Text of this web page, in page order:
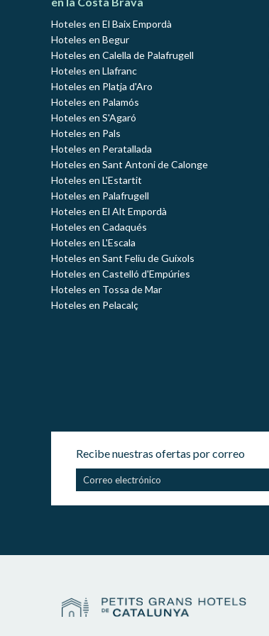
Hoteles en El Baix Empordà
Hoteles en Begur
Hoteles en Calella de Palafrugell
Hoteles en Llafranc
Hoteles en Platja d'Aro
Hoteles en Palamós
Hoteles en S'Agaró
Hoteles en Pals
Hoteles en Peratallada
Hoteles en Sant Antoni de Calonge
Hoteles en L'Estartit
Hoteles en Palafrugell
Hoteles en El Alt Empordà
Hoteles en Cadaqués
Hoteles en L'Escala
Hoteles en Sant Feliu de Guíxols
Hoteles en Castelló d'Empúries
Hoteles en Tossa de Mar
Hoteles en Pelacalç
Recibe nuestras ofertas por correo